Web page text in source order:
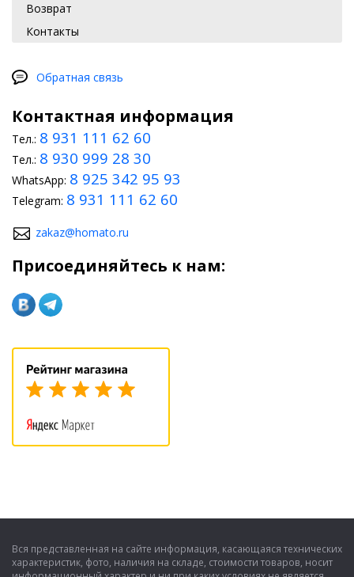
Возврат
Контакты
Обратная связь
Контактная информация
Тел.: 8 931 111 62 60
Тел.: 8 930 999 28 30
WhatsApp: 8 925 342 95 93
Telegram: 8 931 111 62 60
zakaz@homato.ru
Присоединяйтесь к нам:
Вся представленная на сайте информация, касающаяся технических
характеристик, фото, наличия на складе, стоимости товаров, носит